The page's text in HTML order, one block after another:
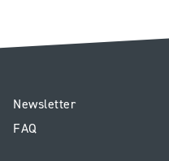
E3
-
Newsletter
FAQ